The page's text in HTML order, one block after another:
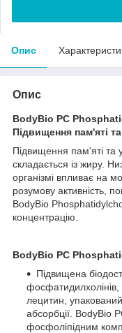
Опис
Опис
BodyBio PC
Підвищення пам'яті
Підвищення пам'яті та
складається із жиру.
організмі впливає на
розумову активність,
BodyBio
концентрацію.
BodyBio PC
Підвищена
лецитин,
абсорбції. BodyBio
фосфоліпідним